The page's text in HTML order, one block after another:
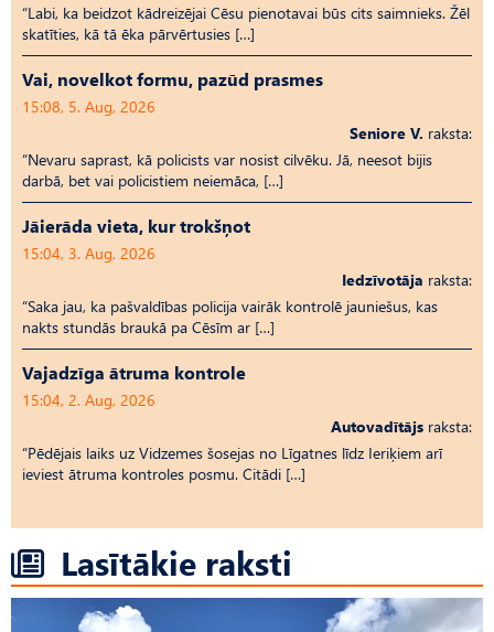
“Labi, ka beidzot kādreizējai Cēsu pienotavai būs cits saimnieks. Žēl
skatīties, kā tā ēka pārvērtusies […]
Vai, novelkot formu, pazūd prasmes
15:08, 5. Aug, 2026
Seniore V. raksta:
“Nevaru saprast, kā policists var nosist cilvēku. Jā, neesot bijis
darbā, bet vai policistiem neiemāca, […]
Jāierāda vieta, kur trokšņot
15:04, 3. Aug, 2026
Iedzīvotāja raksta:
“Saka jau, ka pašvaldības policija vairāk kontrolē jauniešus, kas
nakts stundās braukā pa Cēsīm ar […]
Vajadzīga ātruma kontrole
15:04, 2. Aug, 2026
Autovadītājs raksta:
“Pēdējais laiks uz Vid­ze­mes šosejas no Līgatnes līdz Ieriķiem arī
ieviest ātruma kontroles posmu. Citādi […]
Lasītākie raksti